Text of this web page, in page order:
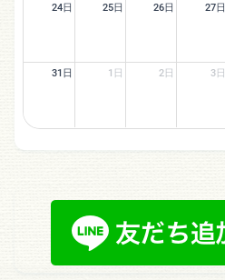
24日 25日 26日 27日
31日 1日 2日 3日